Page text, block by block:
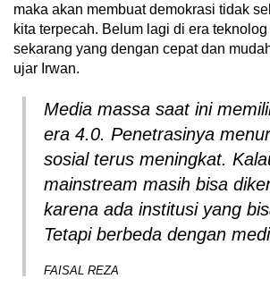
maka akan membuat demokrasi tidak
kita terpecah. Belum lagi di era
sekarang yang dengan cepat dan
ujar Irwan.
Media massa saat ini
era 4.0. Penetrasinya
sosial terus meningkat.
mainstream masih bisa
karena ada institusi yang
Tetapi berbeda dengan
FAISAL REZA